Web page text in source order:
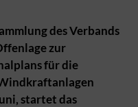
des Verbands
zur
für die
startet das